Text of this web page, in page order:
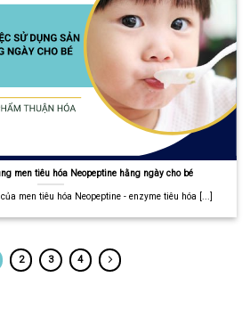
men tiêu hóa Neopeptine hằng ngày cho bé
men tiêu hóa Neopeptine - enzyme tiêu hóa [...]
2 3 4